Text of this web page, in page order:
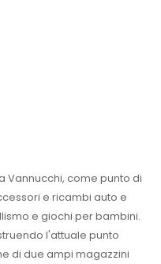
Vannucchi, come punto di
e ricambi auto e
e giochi per bambini.
l'attuale punto
di due ampi magazzini